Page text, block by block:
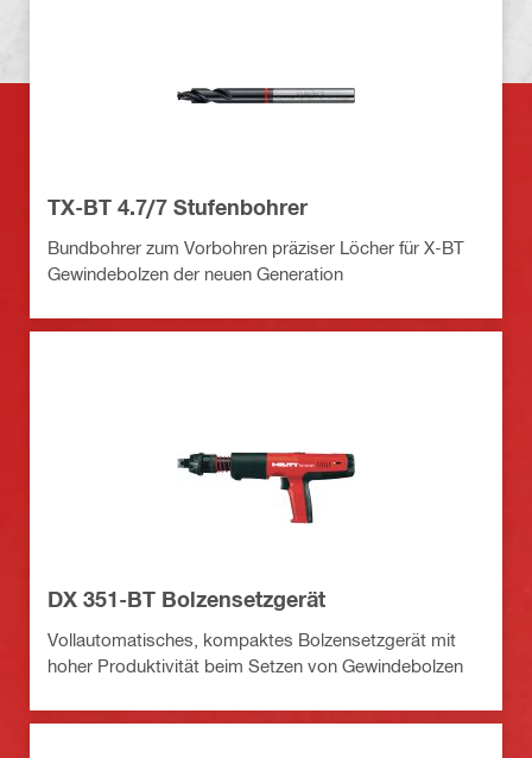
TX-BT 4.7/7 Stufenbohrer
Bundbohrer zum Vorbohren präziser Löcher für X-BT
Gewindebolzen der neuen Generation
DX 351-BT Bolzensetzgerät
Vollautomatisches, kompaktes Bolzensetzgerät mit
hoher Produktivität beim Setzen von Gewindebolzen